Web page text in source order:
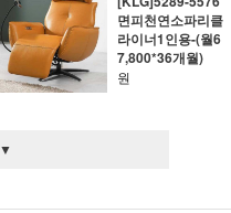
면피천연소파리클
라이너1인용-(월6
7,800*36개월)
원